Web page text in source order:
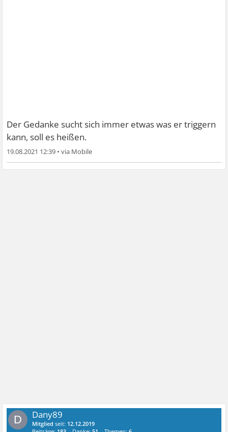
Der Gedanke sucht sich immer etwas was er triggern
kann, soll es heißen.
19.08.2021 12:39 •
D Dany89
Mitglied seit: 12.12.2019